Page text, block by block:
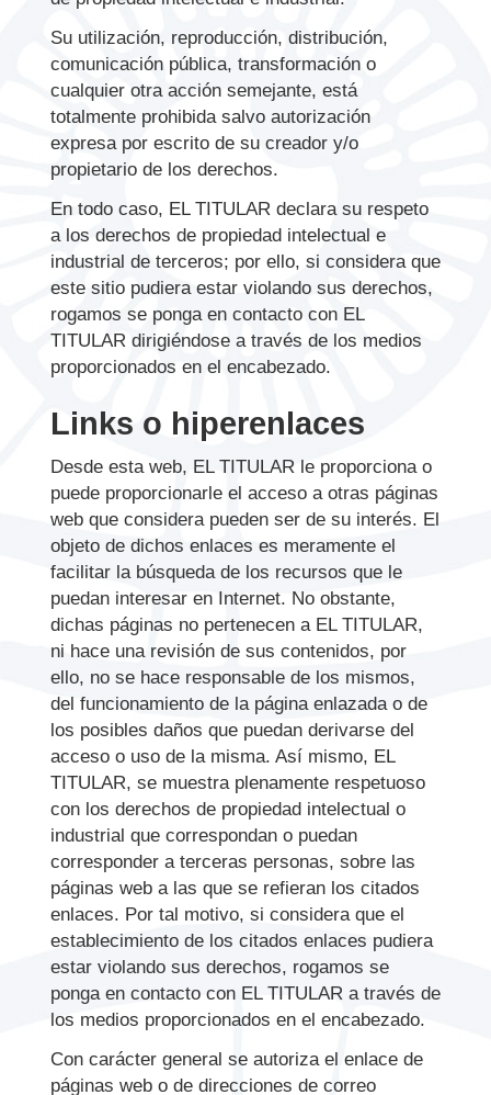
Su utilización, reproducción, distribución,
comunicación pública, transformación o
cualquier otra acción semejante, está
totalmente prohibida salvo autorización
expresa por escrito de su creador y/o
propietario de los derechos.
En todo caso, EL TITULAR declara su respeto
a los derechos de propiedad intelectual e
industrial de terceros; por ello, si considera que
este sitio pudiera estar violando sus derechos,
rogamos se ponga en contacto con EL
TITULAR dirigiéndose a través de los medios
proporcionados en el encabezado.
Links o hiperenlaces
Desde esta web, EL TITULAR le proporciona o
puede proporcionarle el acceso a otras páginas
web que considera pueden ser de su interés. El
objeto de dichos enlaces es meramente el
facilitar la búsqueda de los recursos que le
puedan interesar en Internet. No obstante,
dichas páginas no pertenecen a EL TITULAR,
ni hace una revisión de sus contenidos, por
ello, no se hace responsable de los mismos,
del funcionamiento de la página enlazada o de
los posibles daños que puedan derivarse del
acceso o uso de la misma. Así mismo, EL
TITULAR, se muestra plenamente respetuoso
con los derechos de propiedad intelectual o
industrial que correspondan o puedan
corresponder a terceras personas, sobre las
páginas web a las que se refieran los citados
enlaces. Por tal motivo, si considera que el
establecimiento de los citados enlaces pudiera
estar violando sus derechos, rogamos se
ponga en contacto con EL TITULAR a través de
los medios proporcionados en el encabezado.
Con carácter general se autoriza el enlace de
páginas web o de direcciones de correo